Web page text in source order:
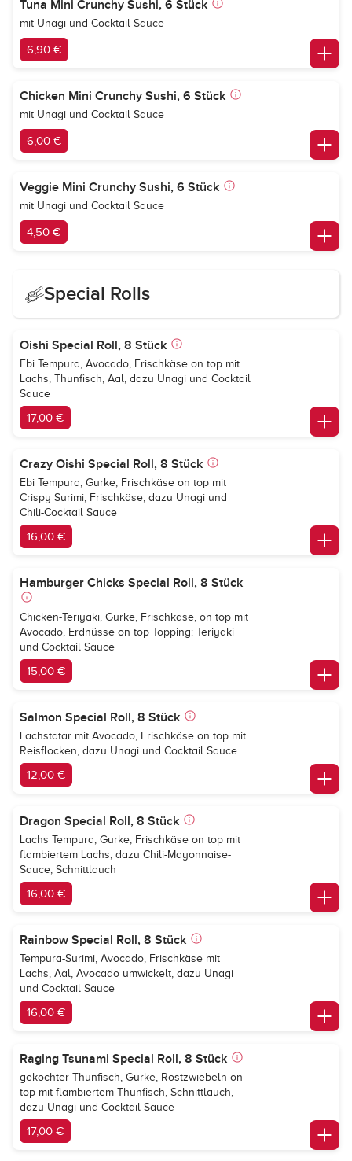
Tuna Mini Crunchy Sushi, 6 Stück
mit Unagi und Cocktail Sauce
6,90 €
Chicken Mini Crunchy Sushi, 6 Stück
mit Unagi und Cocktail Sauce
6,00 €
Veggie Mini Crunchy Sushi, 6 Stück
mit Unagi und Cocktail Sauce
4,50 €
Special Rolls
Oishi Special Roll, 8 Stück
Ebi Tempura, Avocado, Frischkäse on top mit
Lachs, Thunfisch, Aal, dazu Unagi und Cocktail
Sauce
17,00 €
Crazy Oishi Special Roll, 8 Stück
Ebi Tempura, Gurke, Frischkäse on top mit
Crispy Surimi, Frischkäse, dazu Unagi und
Chili-Cocktail Sauce
16,00 €
Hamburger Chicks Special Roll, 8 Stück
Chicken-Teriyaki, Gurke, Frischkäse, on top mit
Avocado, Erdnüsse on top Topping: Teriyaki
und Cocktail Sauce
15,00 €
Salmon Special Roll, 8 Stück
Lachstatar mit Avocado, Frischkäse on top mit
Reisflocken, dazu Unagi und Cocktail Sauce
12,00 €
Dragon Special Roll, 8 Stück
Lachs Tempura, Gurke, Frischkäse on top mit
flambiertem Lachs, dazu Chili-Mayonnaise-
Sauce, Schnittlauch
16,00 €
Rainbow Special Roll, 8 Stück
Tempura-Surimi, Avocado, Frischkäse mit
Lachs, Aal, Avocado umwickelt, dazu Unagi
und Cocktail Sauce
16,00 €
Raging Tsunami Special Roll, 8 Stück
gekochter Thunfisch, Gurke, Röstzwiebeln on
top mit flambiertem Thunfisch, Schnittlauch,
dazu Unagi und Cocktail Sauce
17,00 €